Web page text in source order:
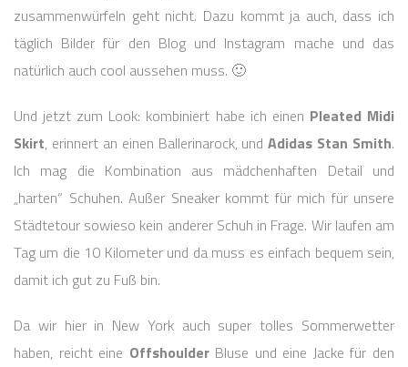
zusammenwürfeln geht nicht. Dazu kommt ja auch, dass ich
täglich Bilder für den Blog und Instagram mache und das
natürlich auch cool aussehen muss. 🙂
Und jetzt zum Look: kombiniert habe ich einen Pleated Midi
Skirt, erinnert an einen Ballerinarock, undAdidas Stan Smith.
Ich mag die Kombination aus mädchenhaften Detail und
„harten“ Schuhen. Außer Sneaker kommt für mich für unsere
Städtetour sowieso kein anderer Schuh in Frage. Wir laufen am
Tag um die 10 Kilometer und da muss es einfach bequem sein,
damit ich gut zu Fuß bin.
Da wir hier in New York auch super tolles Sommerwetter
haben, reicht eine OffshoulderBluse und eine Jacke für den